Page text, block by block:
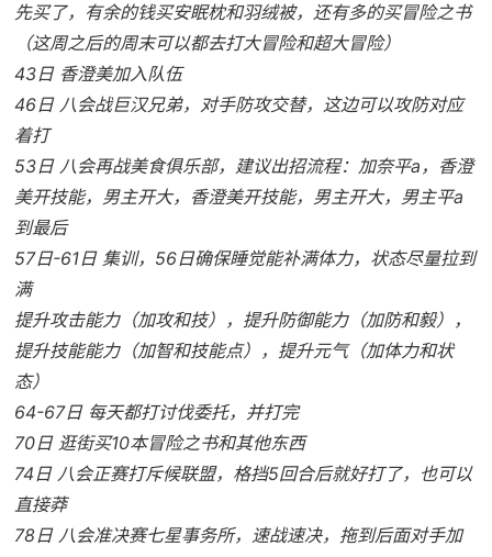
先买了，有余的钱买安眠枕和羽绒被，还有多的买冒险之书
（这周之后的周末可以都去打大冒险和超大冒险）
43日 香澄美加入队伍
46日 八会战巨汉兄弟，对手防攻交替，这边可以攻防对应
着打
53日 八会再战美食俱乐部，建议出招流程：加奈平a，香澄
美开技能，男主开大，香澄美开技能，男主开大，男主平a
到最后
57日-61日 集训，56日确保睡觉能补满体力，状态尽量拉到
满
提升攻击能力（加攻和技），提升防御能力（加防和毅），
提升技能能力（加智和技能点），提升元气（加体力和状
态）
64-67日 每天都打讨伐委托，并打完
70日 逛街买10本冒险之书和其他东西
74日 八会正赛打斥候联盟，格挡5回合后就好打了，也可以
直接莽
78日 八会准决赛七星事务所，速战速决，拖到后面对手加